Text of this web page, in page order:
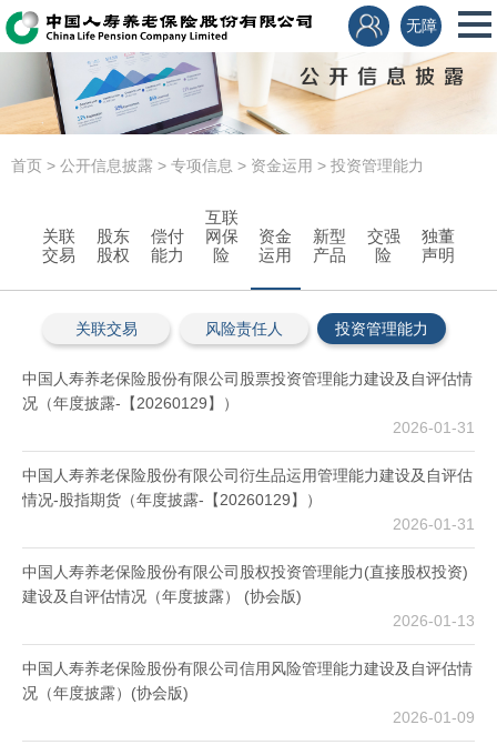
无障
碍
公开信息披露
首页 > 公开信息披露 > 专项信息 > 资金运用 > 投资管理能力
关联
交易
股东
股权
偿付
能力
互联
网保
险
资金
运用
新型
产品
交强
险
独董
声明
关联交易 风险责任人 投资管理能力
中国人寿养老保险股份有限公司股票投资管理能力建设及自评估情
况（年度披露-【20260129】）
2026-01-31
中国人寿养老保险股份有限公司衍生品运用管理能力建设及自评估
情况-股指期货（年度披露-【20260129】）
2026-01-31
中国人寿养老保险股份有限公司股权投资管理能力(直接股权投资)
建设及自评估情况（年度披露） (协会版)
2026-01-13
中国人寿养老保险股份有限公司信用风险管理能力建设及自评估情
况（年度披露）(协会版)
2026-01-09